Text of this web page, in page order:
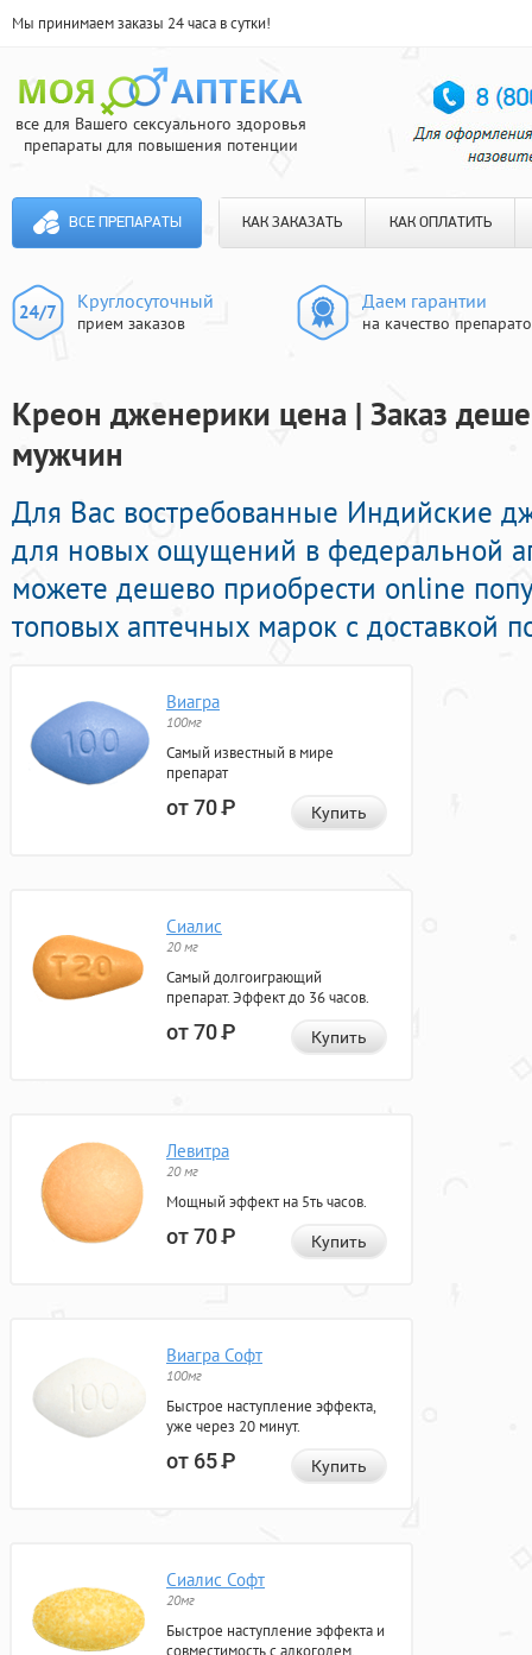
Мы принимаем заказы 24 часа в сутки!
все для Вашего сексуального здоровья
препараты для повышения потенции
ВСЕ ПРЕПАРАТЫ КАК ЗАКАЗАТЬ КАК ОПЛАТИТЬ
Круглосуточный
прием заказов
Даем гарантии
на качество
Креон дженерики цена | Заказ
мужчин
Для Вас востребованные Индийские
для новых ощущений в федеральной
можете дешево приобрести online
топовых аптечных марок с доставкой
Виагра
100мг
Самый известный в мире
препарат
от 70Р Купить
Сиалис
20 мг
Самый долгоиграющий
препарат. Эффект до 36 часов.
от 70Р Купить
Левитра
20 мг
Мощный эффект на 5ть часов.
от 70Р Купить
Виагра Софт
100мг
Быстрое наступление эффекта,
уже через 20 минут.
от 65Р Купить
Сиалис Софт
20мг
Быстрое наступление эффекта и